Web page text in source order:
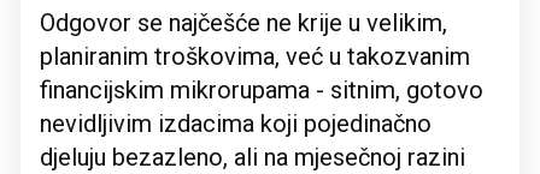
Odgovor se najčešće ne krije u velikim,
planiranim troškovima, već u takozvanim
financijskim mikrorupama - sitnim, gotovo
nevidljivim izdacima koji pojedinačno
djeluju bezazleno, ali na mjesečnoj razini